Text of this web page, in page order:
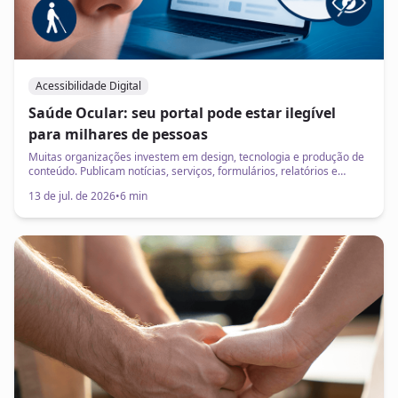
Acessibilidade Digital
Saúde Ocular: seu portal pode estar ilegível
para milhares de pessoas
Muitas organizações investem em design, tecnologia e produção de
conteúdo. Publicam notícias, serviços, formulários, relatórios e
entra nas reuniões de marketing, tecnologia ou experiência do
13 de jul. de 2026•6 min